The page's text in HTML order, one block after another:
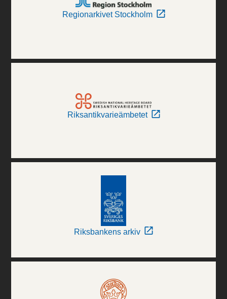
Regionarkivet Stockholm
Riksantikvarieämbetet
Riksbankens arkiv